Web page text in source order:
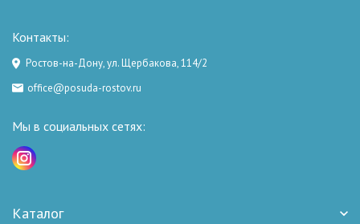
Контакты:
Ростов-на-Дону, ул. Щербакова, 114/2
office@posuda-rostov.ru
Мы в социальных сетях:
Каталог